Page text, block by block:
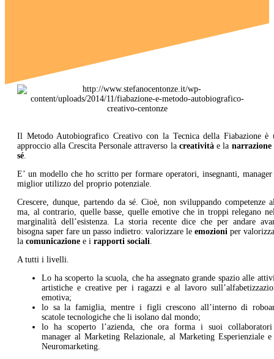
Il Metodo Autobiografico Creativo con la Tecnica della Fiabazione è
approccio alla Crescita Personale attraverso la creativitàe la narrazione
sé
E’ un modello che ho scritto per formare operatori, insegnanti,
miglior utilizzo del proprio potenziale.
Crescere, dunque, partendo da sé. Cioè, non sviluppando competenze
ma, al contrario, quelle basse, quelle emotive che in troppi relegano
marginalità dell’esistenza. La storia recente dice che per andare
bisogna saper fare un passo indietro: valorizzare le emozioni per
la comunicazione e i rapporti sociali
A tutti i livelli.
Lo ha scoperto la scuola, che ha assegnato grande spazio alle
artistiche e creative per i ragazzi e al lavoro
emotiva;
lo sa la famiglia, mentre i figli crescono all’interno di
scatole tecnologiche che li isolano dal mondo;
lo ha scoperto l’azienda, che ora forma i suoi
manager al Marketing Relazionale, al Marketing Esperienziale
Neuromarketing.